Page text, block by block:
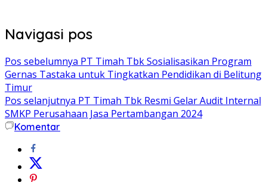
Navigasi pos
Pos sebelumnya PT Timah Tbk Sosialisasikan Program
Gernas Tastaka untuk Tingkatkan Pendidikan di Belitung
Timur
Pos selanjutnya PT Timah Tbk Resmi Gelar Audit Internal
SMKP Perusahaan Jasa Pertambangan 2024
Komentar